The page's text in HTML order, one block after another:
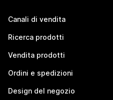
Canali di vendita
Ricerca prodotti
Vendita prodotti
Ordini e spedizioni
Design del negozio